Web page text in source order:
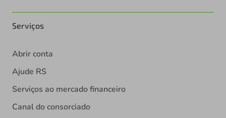
Serviços
Abrir conta
Ajude RS
Serviços ao mercado financeiro
Canal do consorciado